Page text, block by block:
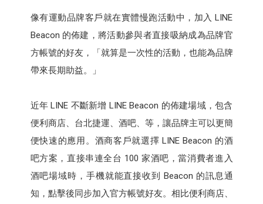
像有運動品牌客戶就在實體慢跑活動中，加入 LINE
Beacon 的佈建，將活動參與者直接吸納成為品牌官
方帳號的好友，「就算是一次性的活動，也能為品牌
帶來長期助益。」
近年 LINE 不斷新增 LINE Beacon 的佈建場域，包含
便利商店、台北捷運、酒吧、等，讓品牌主可以更簡
便快速的應用。酒商客戶就選擇 LINE Beacon 的酒
吧方案，直接串連全台 100 家酒吧，當消費者進入
酒吧場域時，手機就能直接收到 Beacon 的訊息通
知，點擊後同步加入官方帳號好友。相比便利商店、